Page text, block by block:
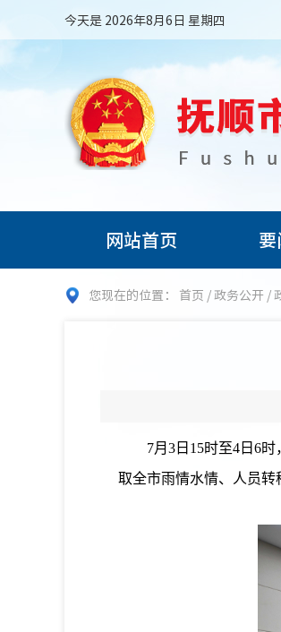
今天是 2026年8月6日 星期四
网站首页
您现在的位置： 首页 /政务公开 /
7月3日15时至4日6时
取全市雨情水情、人员转